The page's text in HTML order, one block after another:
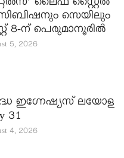
ലൈഫ് സ്റ്റൈൽ
സെയിലും
8-ന് പെരുമാനൂരിൽ
5, 2026
ഇഗ്നേഷ്യസ് ലയോള
31
4, 2026